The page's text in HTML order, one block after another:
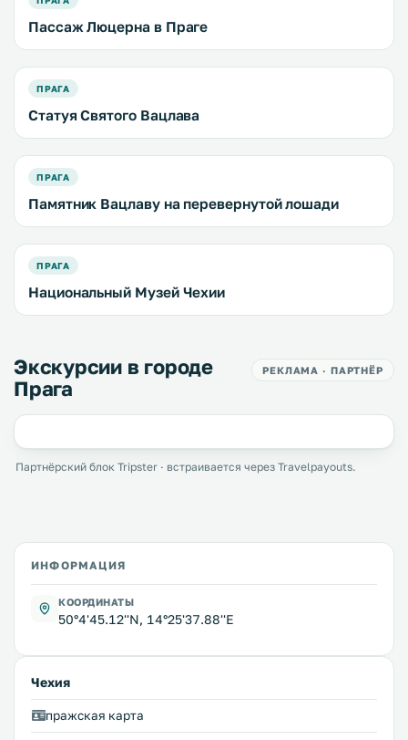
Пассаж Люцерна в Праге
ПРАГА
Статуя Святого Вацлава
ПРАГА
Памятник Вацлаву на перевернутой лошади
ПРАГА
Национальный Музей Чехии
Экскурсии в городе
Прага
РЕКЛАМА · ПАРТНЁР
Партнёрский блок Tripster · встраивается через Travelpayouts.
ИНФОРМАЦИЯ
КООРДИНАТЫ
50°4'45.12''N, 14°25'37.88''E
Чехия
пражская карта